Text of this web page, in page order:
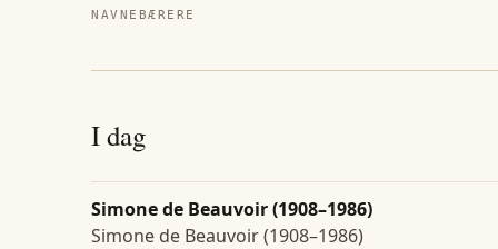
NAVNEBÆRERE
I dag
Simone de Beauvoir (1908–1986)
Simone de Beauvoir (1908–1986)